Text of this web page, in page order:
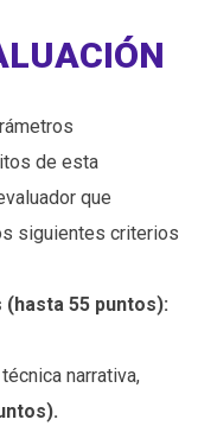
de esta
que
siguientes criterios
55 puntos):
narrativa,